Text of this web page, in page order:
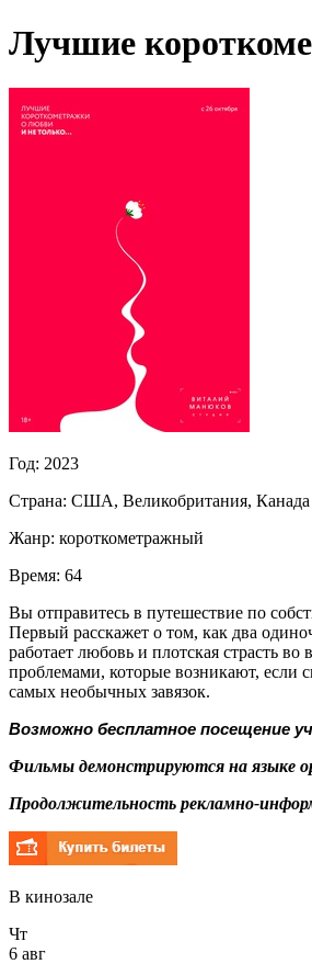
Лучшие
Год: 2023
Страна: США, Великобритания, Канада
Жанр: короткометражный
Время: 64
Вы отправитесь в путешествие по
Первый расскажет о том, как два
работает любовь и плотская страсть
проблемами, которые возникают, если
самых необычных завязок.
Возможно бесплатное посещение
Фильмы демонстрируются на языке
Продолжительность рекламно-
В кинозале
Чт
6 авг